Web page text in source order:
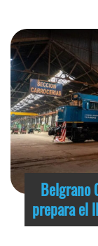
Belgrano
prepara el